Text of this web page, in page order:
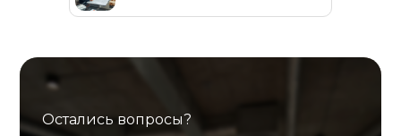
Остались вопросы?